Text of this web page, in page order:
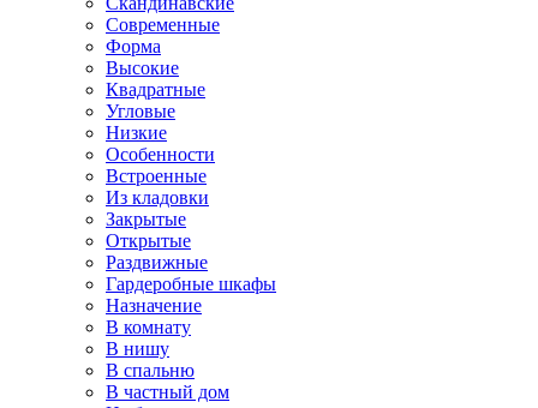
Современные
Форма
Высокие
Квадратные
Угловые
Низкие
Особенности
Встроенные
Из кладовки
Закрытые
Открытые
Раздвижные
Гардеробные шкафы
Назначение
В комнату
В нишу
В спальню
В частный дом